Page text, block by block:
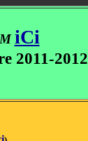
iCi
2011-2012